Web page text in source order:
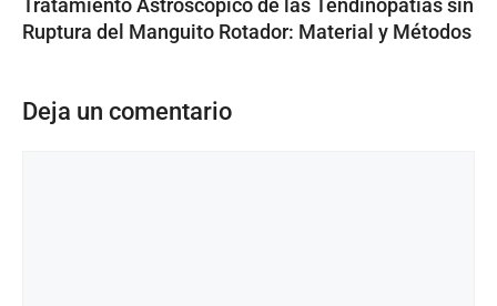
Tratamiento Astroscópico de las Tendinopatías sin
Ruptura del Manguito Rotador: Material y Métodos
Deja un comentario